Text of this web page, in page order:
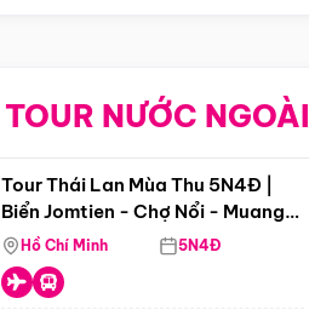
TOUR NƯỚC NGOÀI
Điểm nổi bật
Tour Thái Lan Mùa Thu 5N4Đ |
Biển Jomtien - Chợ Nổi - Muang
Boran - Suanthai (Bay Vietnam
Airlines)
Hồ Chí Minh 5N4Đ